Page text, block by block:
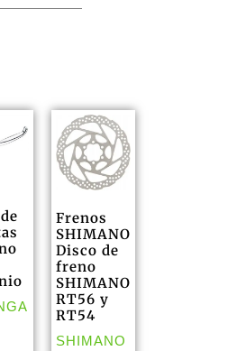
Frenos
SHIMANO
Disco de
freno
SHIMANO
RT56 y
RT54
SHIMANO